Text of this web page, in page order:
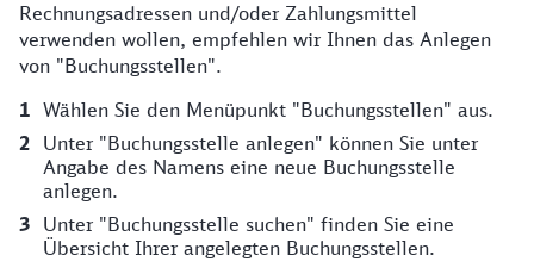
Rechnungsadressen und/oder Zahlungsmittel
verwenden wollen, empfehlen wir Ihnen das Anlegen
von "Buchungsstellen".
Wählen Sie den Menüpunkt "Buchungsstellen" aus.
Unter "Buchungsstelle anlegen" können Sie unter
Angabe des Namens eine neue Buchungsstelle
anlegen.
Unter "Buchungsstelle suchen" finden Sie eine
Übersicht Ihrer angelegten Buchungsstellen.